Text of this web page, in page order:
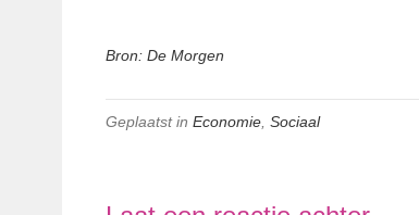
Bron: De Morgen
Geplaatst in Economie Sociaal